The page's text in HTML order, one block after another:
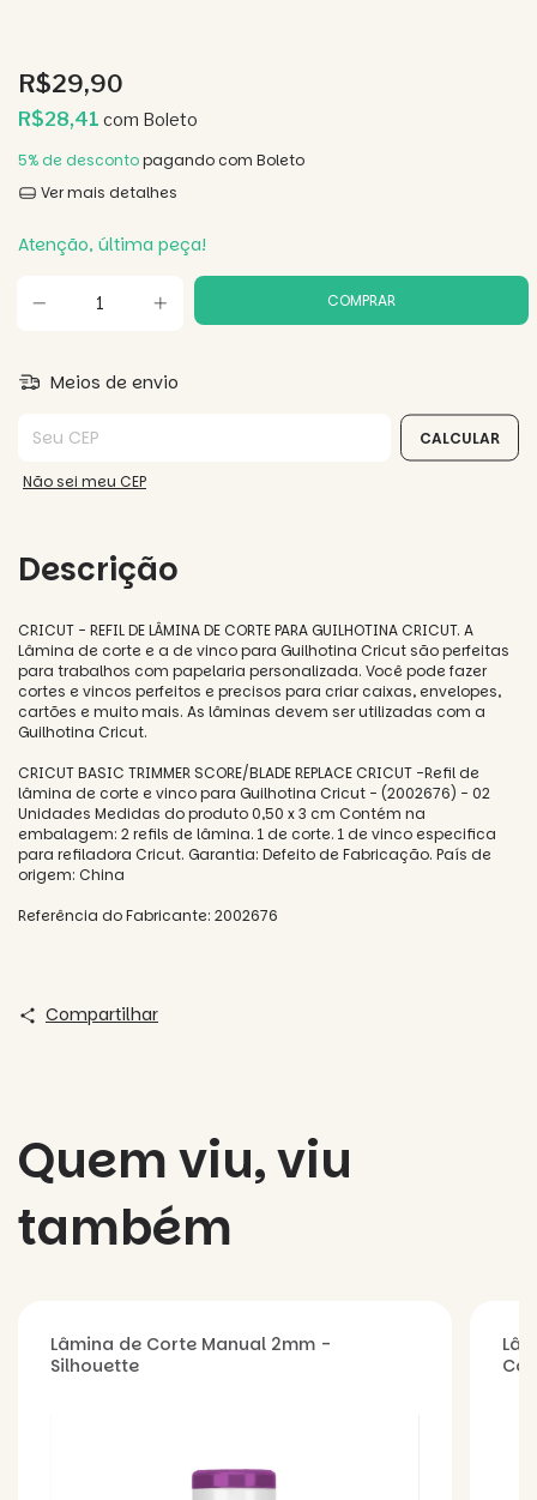
R$29,90
R$28,41 com Boleto
5% de descontopagando com Boleto
Ver mais detalhes
Atenção, última peça!
Meios de envio
CALCULAR
Não sei meu CEP
Descrição
CRICUT - REFIL DE LÂMINA DE CORTE PARA GUILHOTINA CRICUT. A
Lâmina de corte e a de vinco para Guilhotina Cricut são perfeitas
para trabalhos com papelaria personalizada. Você pode fazer
cortes e vincos perfeitos e precisos para criar caixas, envelopes,
cartões e muito mais. As lâminas devem ser utilizadas com a
Guilhotina Cricut.
CRICUT BASIC TRIMMER SCORE/BLADE REPLACE CRICUT -Refil de
lâmina de corte e vinco para Guilhotina Cricut - (2002676) - 02
Unidades Medidas do produto 0,50 x 3 cm Contém na
embalagem: 2 refils de lâmina. 1 de corte. 1 de vinco especifica
para refiladora Cricut. Garantia: Defeito de Fabricação. País de
origem: China
Referência do Fabricante: 2002676
Compartilhar
Quem viu, viu
também
Lâmina de Corte Manual 2mm -
Silhouette